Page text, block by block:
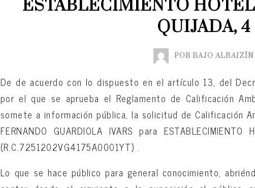
ESTABLECIMIENTO
QUIJADA, 4
POR BAJO ALBAIZÍN
De de acuerdo con lo dispuesto en el artículo 13, del
por el que se aprueba el Reglamento de Calificación
somete a información pública, la solicitud de Calificación
FERNANDO GUARDIOLA IVARS para
(R.C.7251202VG4175A0001YT) .
Lo que se hace público para general conocimiento,